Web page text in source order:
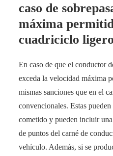
caso de
máxima
cuadriciclo
En caso de que el conductor
exceda la velocidad máxima
mismas sanciones que en el
convencionales. Estas
cometido y pueden incluir
de puntos del carné de
vehículo. Además, si se